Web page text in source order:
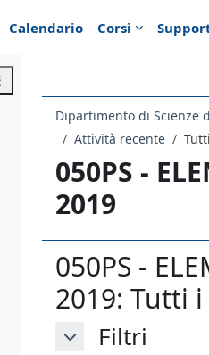
Calendario Corsi
Dipartimento di Scienze
Attività recente
050PS -
2019
050PS -
2019: Tutti
Filtri
Filtri Filtri